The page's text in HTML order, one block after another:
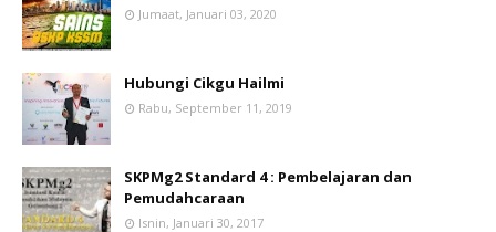
Jumaat, Januari 03, 2020
Hubungi Cikgu Hailmi
Rabu, September 11, 2019
SKPMg2 Standard 4 : Pembelajaran dan
Pemudahcaraan
Isnin, Januari 30, 2017